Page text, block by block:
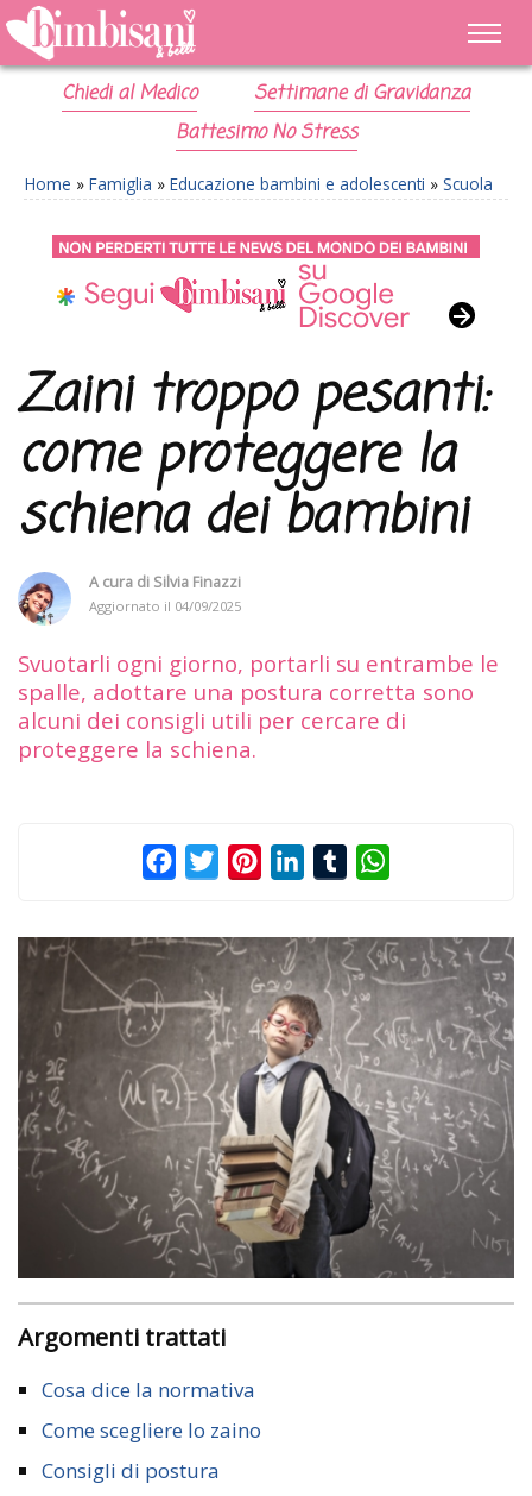
Chiedi al Medico
Settimane di Gravidanza
Battesimo No Stress
Home » Famiglia » Educazione bambini e adolescenti » Scuola
Zaini troppo pesanti:
come proteggere la
schiena dei bambini
A cura di Silvia Finazzi
Aggiornato il 04/09/2025
Svuotarli ogni giorno, portarli su entrambe le
spalle, adottare una postura corretta sono
alcuni dei consigli utili per cercare di
proteggere la schiena.
FacebookTwitterPinterestLinkedInTumblr
Argomenti trattati
Cosa dice la normativa
Come scegliere lo zaino
Consigli di postura